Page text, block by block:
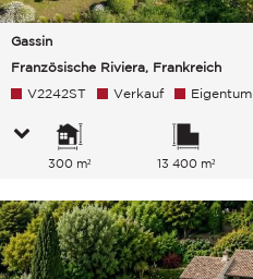
Gassin
Französische Riviera, Frankreich
V2242ST Verkauf Eigentum
300 m² 13 400 m²